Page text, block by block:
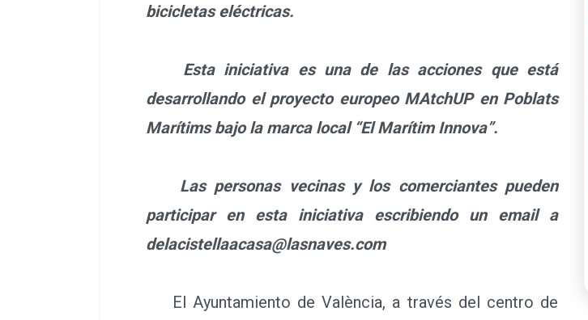
bicicletas eléctricas.
Esta iniciativa es una de las acciones que está
desarrollando el proyecto europeo MAtchUP en Poblats
Marítims bajo la marca local “El Marítim Innova”.
Las personas vecinas y los comerciantes pueden
participar en esta iniciativa escribiendo un email a
delacistellaacasa@lasnaves.com
El Ayuntamiento de València, a través del centro de